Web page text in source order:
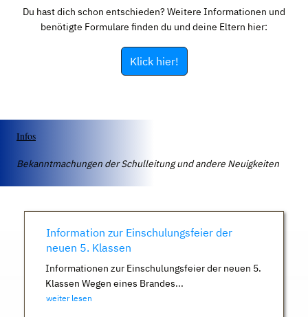
Du hast dich schon entschieden? Weitere Informationen und
benötigte Formulare finden du und deine Eltern hier:
Klick hier!
Infos
Bekanntmachungen der Schulleitung und andere Neuigkeiten
Information zur Einschulungsfeier der
neuen 5. Klassen
Informationen zur Einschulungsfeier der neuen 5.
Klassen Wegen eines Brandes...
weiter lesen